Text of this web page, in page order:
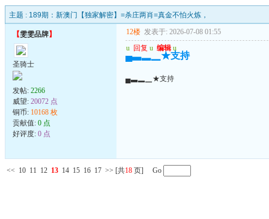
主题 : 189期：新澳门【独家解密】=杀庄两肖=真金不怕火炼，
【雯雯品牌】
圣骑士
发帖: 2266
威望: 20072 点
铜币: 10168 枚
贡献值: 0 点
好评度: 0 点
12楼 发表于: 2026-07-08 01:55
u 回复 u 编辑 u
▄▃▂▁★支持
▄▃▂▁★支持
<< 10 11 12 13 14 15 16 17 >> [共18 页] Go